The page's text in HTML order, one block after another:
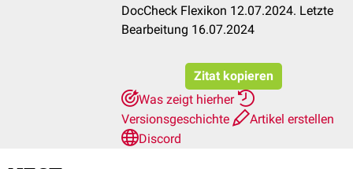
DocCheck Flexikon 12.07.2024. Letzte
Bearbeitung 16.07.2024
Zitat kopieren
Was zeigt hierher
Versionsgeschichte
Artikel erstellen
Discord